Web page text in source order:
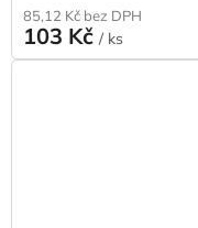
85,12 Kč bez DPH
103 Kč / ks